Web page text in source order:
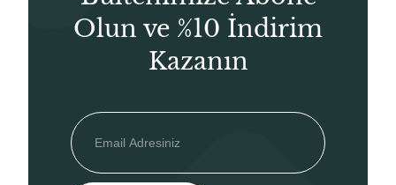
Olun ve %10 İndirim
Kazanın